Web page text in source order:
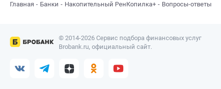
Главная Банки Накопительный РенКопилка+ Вопросы-ответы
© 2014-2026 Сервис подбора финансовых услуг
Brobank.ru, официальный сайт.